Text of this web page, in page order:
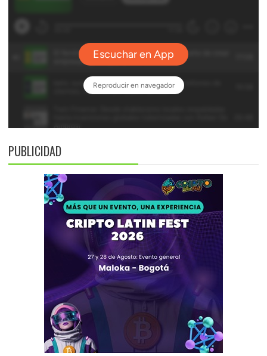
PUBLICIDAD